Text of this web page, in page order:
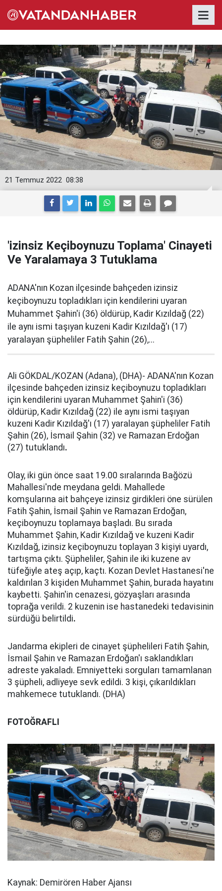
08:38
21 Temmuz 2022
'izinsiz Keçiboynuzu Toplama' Cinayeti
Ve Yaralamaya 3 Tutuklama
ADANA'nın Kozan ilçesinde bahçeden izinsiz
keçiboynuzu topladıkları için kendilerini uyaran
Muhammet Şahin'i (36) öldürüp, Kadir Kızıldağ (22)
ile aynı ismi taşıyan kuzeni Kadir Kızıldağ'ı (17)
yaralayan şüpheliler Fatih Şahin (26),...
Ali GÖKDAL/KOZAN (Adana), (DHA)- ADANA'nın Kozan
ilçesinde bahçeden izinsiz keçiboynuzu topladıkları
için kendilerini uyaran Muhammet Şahin'i (36)
öldürüp, Kadir Kızıldağ (22) ile aynı ismi taşıyan
kuzeni Kadir Kızıldağ'ı (17) yaralayan şüpheliler Fatih
Şahin (26), İsmail Şahin (32) ve Ramazan Erdoğan
(27) tutuklandı.
Olay, iki gün önce saat 19.00 sıralarında Bağözü
Mahallesi'nde meydana geldi. Mahallede
komşularına ait bahçeye izinsiz girdikleri öne sürülen
Fatih Şahin, İsmail Şahin ve Ramazan Erdoğan,
keçiboynuzu toplamaya başladı. Bu sırada
Muhammet Şahin, Kadir Kızıldağ ve kuzeni Kadir
Kızıldağ, izinsiz keçiboynuzu toplayan 3 kişiyi uyardı,
tartışma çıktı. Şüpheliler, Şahin ile iki kuzene av
tüfeğiyle ateş açıp, kaçtı. Kozan Devlet Hastanesi'ne
kaldırılan 3 kişiden Muhammet Şahin, burada hayatını
kaybetti. Şahin'in cenazesi, gözyaşları arasında
toprağa verildi. 2 kuzenin ise hastanedeki tedavisinin
sürdüğü belirtildi.
Jandarma ekipleri de cinayet şüphelileri Fatih Şahin,
İsmail Şahin ve Ramazan Erdoğan'ı saklandıkları
adreste yakaladı. Emniyetteki sorguları tamamlanan
3 şüpheli, adliyeye sevk edildi. 3 kişi, çıkarıldıkları
mahkemece tutuklandı. (DHA)
FOTOĞRAFLI
Kaynak: Demirören Haber Ajansı